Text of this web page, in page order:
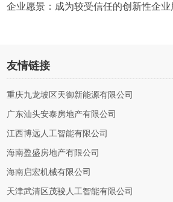
企业愿景：成为较受信任的创新性企业
友情链接
重庆九龙坡区天御新能源有限公司
广东汕头安泰房地产有限公司
江西博远人工智能有限公司
海南盈盛房地产有限公司
海南启宏机械有限公司
天津武清区茂骏人工智能有限公司